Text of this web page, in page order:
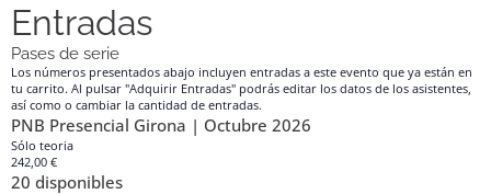
Entradas
Pases de serie
Los números presentados abajo incluyen entradas a este evento que ya están en
tu carrito. Al pulsar "Adquirir Entradas" podrás editar los datos de los asistentes,
así como o cambiar la cantidad de entradas.
PNB Presencial Girona | Octubre 2026
Sólo teoria
242,00 €
20 disponibles